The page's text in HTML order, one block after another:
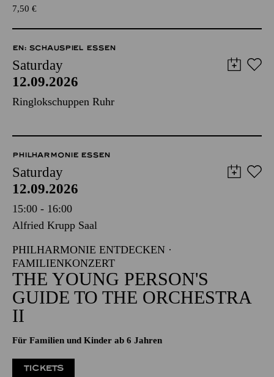
7,50 €
EN: SCHAUSPIEL ESSEN
Saturday
12.09.2026
Ringlokschuppen Ruhr
PHILHARMONIE ESSEN
Saturday
12.09.2026
15:00 - 16:00
Alfried Krupp Saal
PHILHARMONIE ENTDECKEN ·
FAMILIENKONZERT
THE YOUNG PERSON'S
GUIDE TO THE ORCHESTRA
II
Für Familien und Kinder ab 6 Jahren
TICKETS